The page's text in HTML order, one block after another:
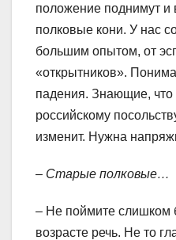
положение поднимут и
полковые кони. У нас
большим опытом, от
«открытников».
падения. Знающие, что
российскому
изменит. Нужна
– Старые полковые…
– Не поймите слишком
возрасте речь. Не то